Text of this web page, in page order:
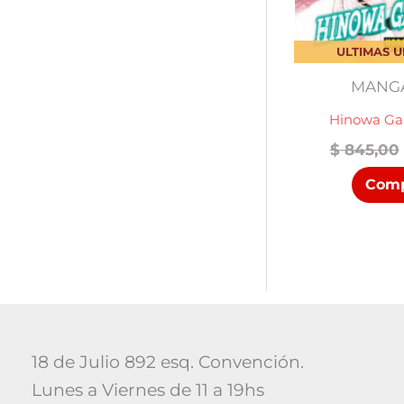
ULTIMAS
Hinowa
$845,00
18 de Julio 892 esq. Convención.
Lunes a Viernes de 11 a 19hs